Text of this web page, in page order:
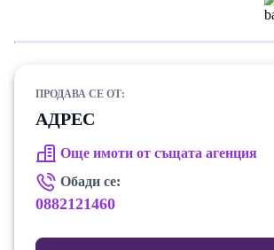
ПРОДАВА СЕ ОТ:
АДРЕС
Още имоти от същата агенция
Обади се:
0882121460